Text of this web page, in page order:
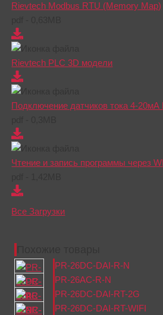
Rievtech Modbus RTU (Memory Map)
Rievtech PLC 3D модели
Подключение датчиков тока 4-
Чтение и запись программы через
Все Загрузки
PR-26DC-DAI-R-N
PR-26AC-R-N
PR-26DC-DAI-RT-2G
PR-26DC-DAI-RT-WIFI